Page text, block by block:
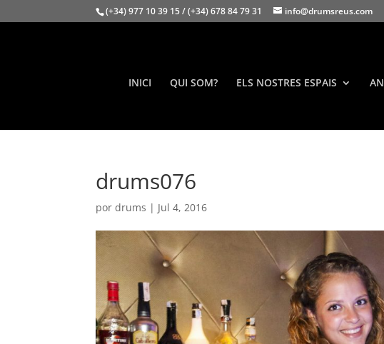
(+34) 977 10 39 15 / (+34) 678 84 79 31 info@drumsreus.com
INICI QUI SOM? ELS NOSTRES ESPAIS
drums076
pordrums | Jul 4, 2016